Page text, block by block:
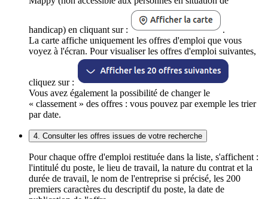
handicap) en cliquant sur :
.
La carte affiche uniquement les offres d'emploi que vous
voyez à l'écran. Pour visualiser les offres d'emploi suivantes,
cliquez sur :
Vous avez également la possibilité de changer le
« classement » des offres : vous pouvez par exemple les trier
par date.
4. Consulter les offres issues de votre recherche
Pour chaque offre d'emploi restituée dans la liste, s'affichent :
l'intitulé du poste, le lieu de travail, la nature du contrat et la
durée de travail, le nom de l'entreprise si précisé, les 200
premiers caractères du descriptif du poste, la date de